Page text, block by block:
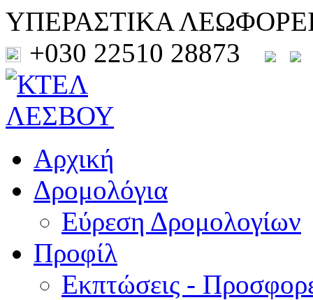
ΥΠΕΡΑΣΤΙΚΑ
+030 22510 28873
Αρχική
Δρομολόγια
Εύρεση Δρομολογίων
Προφίλ
Εκπτώσεις -